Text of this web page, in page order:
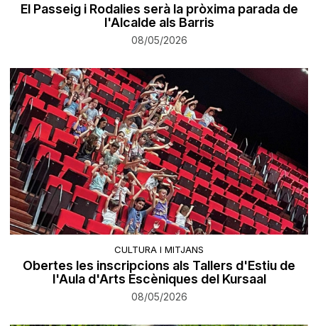
El Passeig i Rodalies serà la pròxima parada de
l'Alcalde als Barris
08/05/2026
CULTURA I MITJANS
Obertes les inscripcions als Tallers d'Estiu de
l'Aula d'Arts Escèniques del Kursaal
08/05/2026